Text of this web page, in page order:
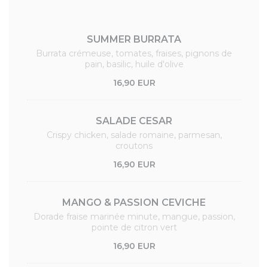
SUMMER BURRATA
Burrata crémeuse, tomates, fraises, pignons de
pain, basilic, huile d'olive
16,90 EUR
SALADE CESAR
Crispy chicken, salade romaine, parmesan,
croutons
16,90 EUR
MANGO & PASSION CEVICHE
Dorade fraise marinée minute, mangue, passion,
pointe de citron vert
16,90 EUR